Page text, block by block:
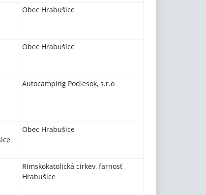
Obec Hrabušice
Obec Hrabušice
Autocamping Podlesok, s.r.o
Obec Hrabušice
Rímskokatolická cirkev, farnosť
Hrabušice